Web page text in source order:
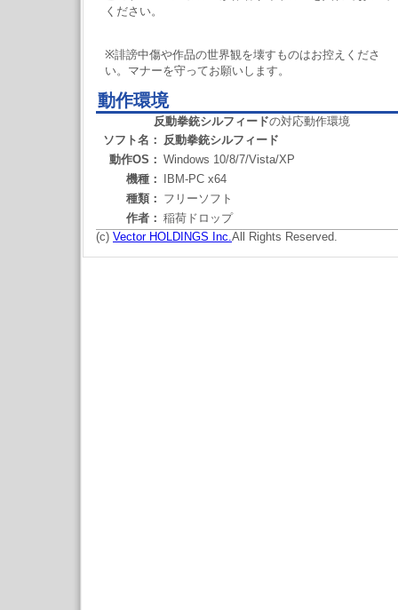
ください。
※誹謗中傷や作品の世界観を壊すものはお控えくださ
い。マナーを守ってお願いします。
動作環境
反動拳銃シルフィードの対応動作環境
ソフト名： 反動拳銃シルフィード
動作OS： Windows 10/8/7/Vista/XP
機種：
IBM-PC x64
種類： フリーソフト
作者： 稲荷ドロップ
(c) Vector HOLDINGS Inc.All Rights Reserved.